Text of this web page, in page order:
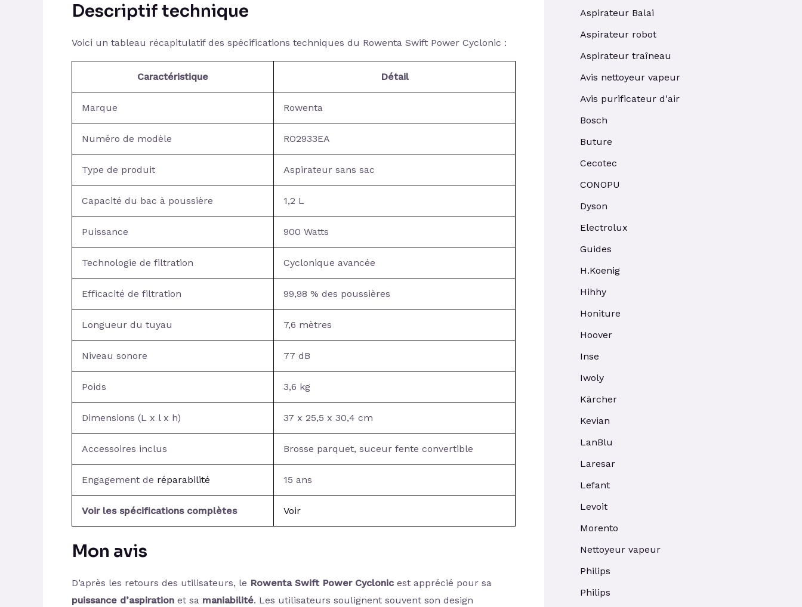
Descriptif technique
Voici un tableau récapitulatif des spécifications techniques du Rowenta Swift Power Cyclonic :
Caractéristique Détail
Marque Rowenta
Numéro de modèle RO2933EA
Type de produit Aspirateur sans sac
Capacité du bac à poussière 1,2 L
Puissance 900 Watts
Technologie de filtration Cyclonique avancée
Efficacité de filtration 99,98 % des poussières
Longueur du tuyau 7,6 mètres
Niveau sonore 77 dB
Poids 3,6 kg
Dimensions (L x l x h) 37 x 25,5 x 30,4 cm
Accessoires inclus Brosse parquet, suceur fente convertible
Engagement de réparabilité 15 ans
Voir les spécifications complètes Voir
Mon avis
D’après les retours des utilisateurs, le Rowenta Swift Power Cyclonic est apprécié pour sa
puissance d’aspiration et sa maniabilité. Les utilisateurs soulignent souvent son design
Aspirateur Balai
Aspirateur robot
Aspirateur traîneau
Avis nettoyeur vapeur
Avis purificateur d'air
Bosch
Buture
Cecotec
CONOPU
Dyson
Electrolux
Guides
H.Koenig
Hihhy
Honiture
Hoover
Inse
Iwoly
Kärcher
Kevian
LanBlu
Laresar
Lefant
Levoit
Morento
Nettoyeur vapeur
Philips
Philips